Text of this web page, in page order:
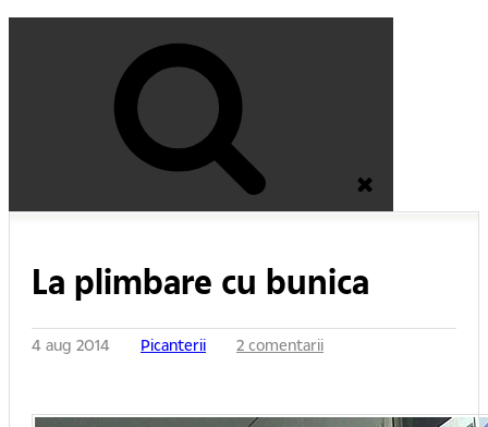
La plimbare cu bunica
4 aug 2014 Picanterii 2 comentarii